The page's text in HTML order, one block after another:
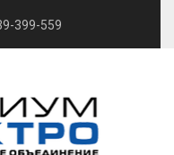
399-559